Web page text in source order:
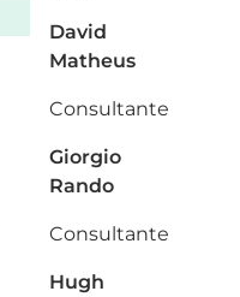
David
Matheus
Consultante
Giorgio
Rando
Consultante
Hugh